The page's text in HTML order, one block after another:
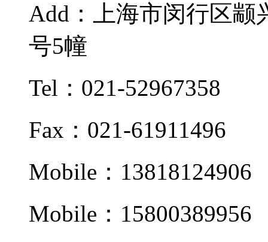
Add：上海市闵行区颛
号5幢
Tel：021-52967358
Fax：021-61911496
Mobile：13818124906
Mobile：15800389956